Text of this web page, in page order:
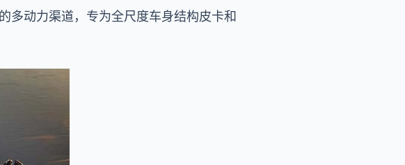
多动力渠道，专为全尺度车身结构皮卡和